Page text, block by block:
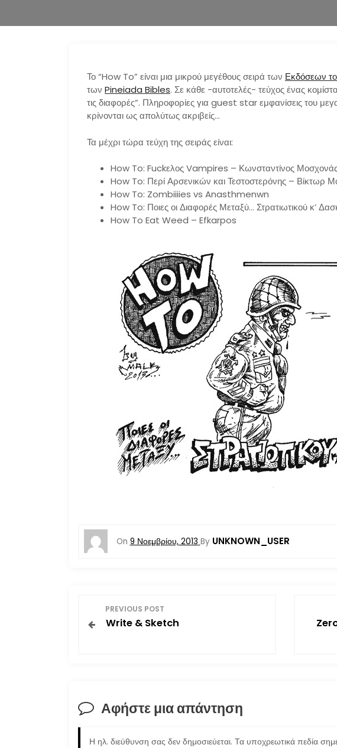
Το “How To” είναι μια μικρού μεγέθους σειρά των Εκδόσεων
των Pineiada Bibles. Σε κάθε -αυτοτελές- τεύχος ένας
τις διαφορές”. Πληροφορίες για guest star εμφανίσεις του
κρίνονται ως απολύτως ακριβείς…
Τα μέχρι τώρα τεύχη της σειράς είναι:
How To: Fuckελος Vampires – Κωνσταντίνος
How To: Περί Αρσενικών και Τεστοστερόνης – Βίκτωρ
How To: Zombiiiies vs Anasthmenwn
How To: Ποιες οι Διαφορές Μεταξύ… Στρατιωτικού κ’
How To Eat Weed – Efkarpos
On 9 Νοεμβρίου, 2013 By UNKNOWN_USER
γ
PREVIOUS POST
Write & Sketch
Αφήστε μια απάντηση
Η ηλ. διεύθυνση σας δεν δημοσιεύεται. Τα υποχρεωτικά πεδία